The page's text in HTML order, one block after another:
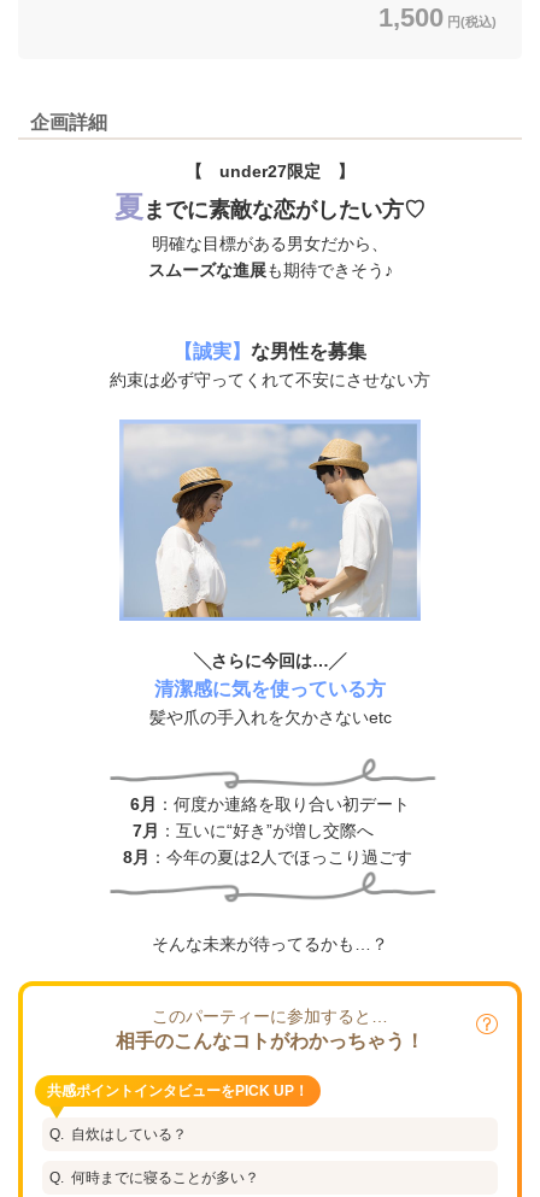
1,500 円(税込)
企画詳細
【 under27限定 】
夏 までに素敵な恋がしたい方♡
明確な目標がある男女だから、
スムーズな進展も期待できそう♪
【誠実】 な男性を募集
約束は必ず守ってくれて不安にさせない方
╲さらに今回は…╱
清潔感に気を使っている方
髪や爪の手入れを欠かさないetc
6月
：何度か連絡を取り合い初デート
7月
：互いに“好き”が増し交際へ
8月
：今年の夏は2人でほっこり過ごす
そんな未来が待ってるかも…？
このパーティーに参加すると…
相手のこんなコトがわかっちゃう！
共感ポイントインタビューをPICK UP！
自炊はしている？
何時までに寝ることが多い？